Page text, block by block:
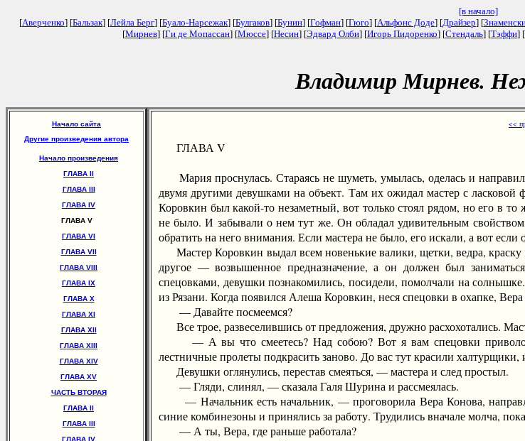
[в начало]
[Аверченко] [Бальзак] [Лейла Берг] [Буало-Нарсежак] [Булгаков] [Бунин] [Гофман] [Гюго] [Альфонс Доде] [Драйзер] [
[Мирнев] [Ги де Мопассан] [Мюссе] [Несин] [Эдвард Олби] [Игорь Пидоренко] [Стендаль] [Тэффи] [
Владимир Мирнев.
Начало сайта
Другие произведения автора
Начало произведения
ГЛАВА II
ГЛАВА III
ГЛАВА IV
ГЛАВА V
ГЛАВА VI
ГЛАВА VII
ГЛАВА VIII
ГЛАВА IX
ГЛАВА X
ГЛАВА XI
ГЛАВА XII
ГЛАВА XIII
ГЛАВА XIV
ГЛАВА XV
ЧАСТЬ ВТОРАЯ
ГЛАВА II
ГЛАВА III
ГЛАВА IV
<<
ГЛАВА V
Мария проснулась. Стараясь не шуметь, умылась, оделась и
двумя другими девушками на объект. Там их ожидал мастер с
Коровкин был какой-то незаметный, вот только стоял рядом, но его в
не было. И забывали о нем тут же. Он обладал удивительным свойством
обратить на него внимания. Если мастера не было, его искали, а вот
Мастер Коровкин выдал всем новенькие валики, щетки, ведра, краску
другое — возвышенное предназначение, а он должен был
спецовками, девушки познакомились, посидели, помолчали на
из Рязани. Когда появился Алеша Коровкин, неся спецовки в охапке,
— Давайте посмеемся?
Все трое, развеселившись от предложения, дружно расхохотались.
— А вы что смеетесь? Над собою? Вот я вам спецовки приволок.
лестничные пролеты подкрасить заново. До вас тут красили
Девушки оглянулись, перестав смеяться, — мастера и след простыл.
— Гляди, слинял, — сказала Галя Шурина и рассмеялась.
— Начальник есть начальник, — проговорила Вера Конова,
синие комбинезоны и принялись за работу. Трудились вначале молча,
— А ты, Вера, где раньше работала?